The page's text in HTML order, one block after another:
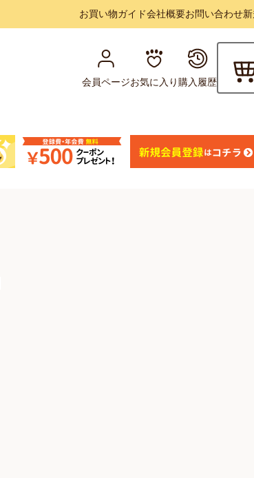
お買い物ガイド会社概要お問い合わせ
会員ページお気に入り購入履歴